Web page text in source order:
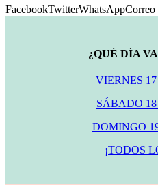
FacebookTwitterWhatsAppCorreo
¿QUÉ DÍA
VIERNES
SÁBADO
DOMINGO
¡TODOS